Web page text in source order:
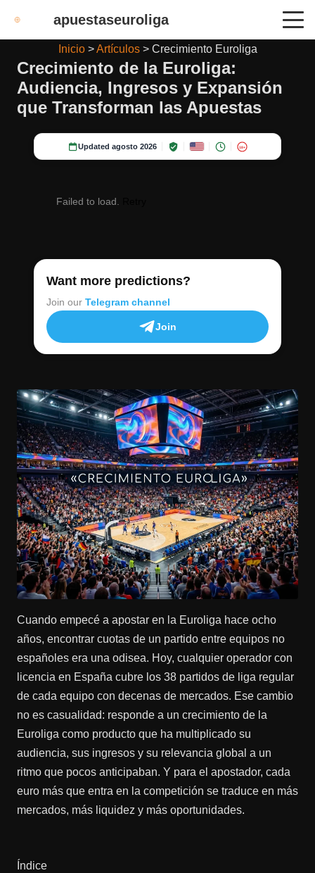
apuestaseuroliga
Inicio > Artículos > Crecimiento Euroliga
Crecimiento de la Euroliga:
Audiencia, Ingresos y Expansión
que Transforman las Apuestas
Updated agosto 2026 18+
Failed to load.
Want more predictions?
Join our Telegram channel
Join
Cuando empecé a apostar en la Euroliga hace ocho
años, encontrar cuotas de un partido entre equipos no
españoles era una odisea. Hoy, cualquier operador con
licencia en España cubre los 38 partidos de liga regular
de cada equipo con decenas de mercados. Ese cambio
no es casualidad: responde a un crecimiento de la
Euroliga como producto que ha multiplicado su
audiencia, sus ingresos y su relevancia global a un
ritmo que pocos anticipaban. Y para el apostador, cada
euro más que entra en la competición se traduce en más
mercados, más liquidez y más oportunidades.
Índice